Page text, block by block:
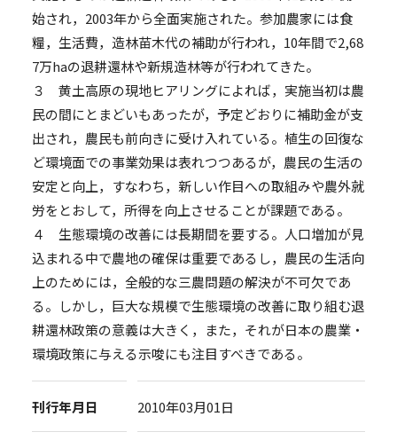
始され，2003年から全面実施された。参加農家には食
糧，生活費，造林苗木代の補助が行われ，10年間で2,68
7万haの退耕還林や新規造林等が行われてきた。
３ 黄土高原の現地ヒアリングによれば，実施当初は農
民の間にとまどいもあったが，予定どおりに補助金が支
出され，農民も前向きに受け入れている。植生の回復な
ど環境面での事業効果は表れつつあるが，農民の生活の
安定と向上，すなわち，新しい作目への取組みや農外就
労をとおして，所得を向上させることが課題である。
４ 生態環境の改善には長期間を要する。人口増加が見
込まれる中で農地の確保は重要であるし，農民の生活向
上のためには，全般的な三農問題の解決が不可欠であ
る。しかし，巨大な規模で生態環境の改善に取り組む退
耕還林政策の意義は大きく，また，それが日本の農業・
環境政策に与える示唆にも注目すべきである。
刊行年月日 2010年03月01日